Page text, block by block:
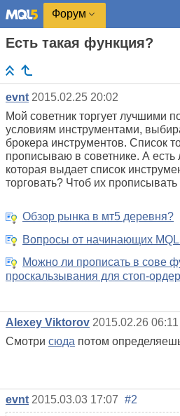
Форум
Есть такая функция?
evnt 2015.02.25 20:02
Мой советник торгует лучшими
условиям инструментами,
брокера инструментов. Список
прописываю в советнике. А есть
которая выдает список
торговать? Чтоб их
Обзор рынка в мт5 деревня?
Вопросы от начинающих
Можно ли прописать в сове
проскальзывания для стоп-
Alexey Viktorov 2015.02.26 06:11
Смотри сюда потом
evnt 2015.03.03 17:07 #2